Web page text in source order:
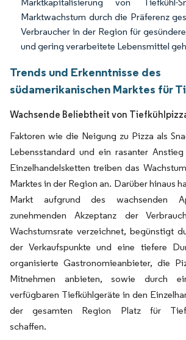
Marktwachstum durch die Präferenz
Verbraucher in der Region für
und gering verarbeitete Lebensmittel
Trends und Erkenntnisse des
südamerikanischen Marktes für
Wachsende Beliebtheit von
Faktoren wie die Neigung zu Pizza als
Lebensstandard und ein rasanter
Einzelhandelsketten treiben das
Marktes in der Region an. Darüber hinaus
Markt aufgrund des wachsenden
zunehmenden Akzeptanz der
Wachstumsrate verzeichnet, begünstigt
der Verkaufspunkte und eine tiefere
organisierte Gastronomieanbieter, die
Mitnehmen anbieten, sowie durch
verfügbaren Tiefkühlgeräte in den
der gesamten Region Platz für
schaffen.